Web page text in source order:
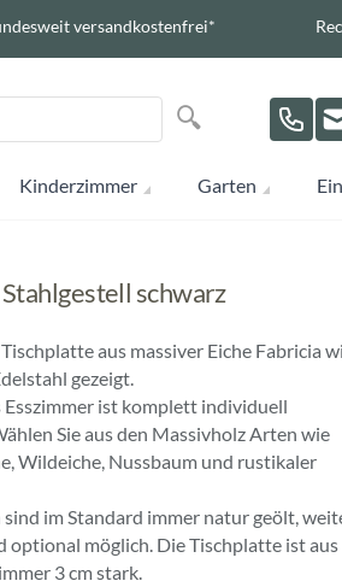
versandkostenfrei*
Suche
Suche
Kinderzimmer Garten
schwarz
aus massiver Eiche Fabricia
gezeigt.
Esszimmer ist komplett individuell
Sie aus den Massivholz Arten wie
Wildeiche, Nussbaum und rustikaler
im Standard immer natur geölt,
optional möglich. Die Tischplatte ist
3 cm stark.